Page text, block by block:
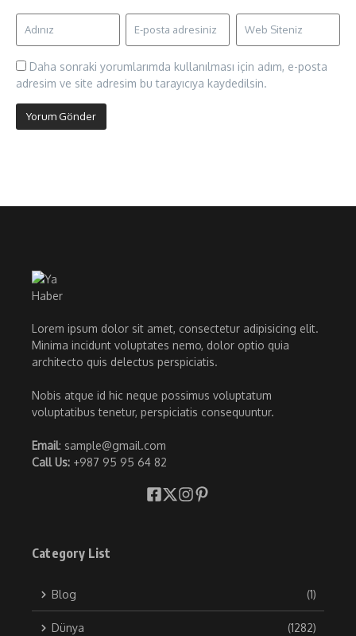
Daha sonraki yorumlarımda kullanılması için adım, e-posta
adresim ve site adresim bu tarayıcıya kaydedilsin.
Lorem ipsum dolor sit amet, consectetur adipisicing elit.
Minima incidunt voluptates nemo, dolor optio quia
architecto quis delectus perspiciatis.
Nobis atque id hic neque possimus voluptatum
voluptatibus tenetur, perspiciatis consequuntur.
Email: sample@gmail.com
Call Us: +987 95 95 64 82
Category List
Blog (1)
Dünya (1282)